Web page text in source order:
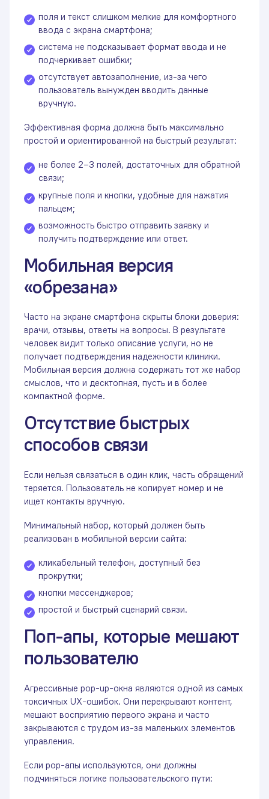
поля и текст слишком мелкие для комфортного
ввода с экрана смартфона;
система не подсказывает формат ввода и не
подчеркивает ошибки;
отсутствует автозаполнение, из-за чего
пользователь вынужден вводить данные
вручную.
Эффективная форма должна быть максимально
простой и ориентированной на быстрый результат:
не более 2–3 полей, достаточных для обратной
связи;
крупные поля и кнопки, удобные для нажатия
пальцем;
возможность быстро отправить заявку и
получить подтверждение или ответ.
Мобильная версия
«обрезана»
Часто на экране смартфона скрыты блоки доверия:
врачи, отзывы, ответы на вопросы. В результате
человек видит только описание услуги, но не
получает подтверждения надежности клиники.
Мобильная версия должна содержать тот же набор
смыслов, что и десктопная, пусть и в более
компактной форме.
Отсутствие быстрых
способов связи
Если нельзя связаться в один клик, часть обращений
теряется. Пользователь не копирует номер и не
ищет контакты вручную.
Минимальный набор, который должен быть
реализован в мобильной версии сайта:
кликабельный телефон, доступный без
прокрутки;
кнопки мессенджеров;
простой и быстрый сценарий связи.
Поп-апы, которые мешают
пользователю
Агрессивные pop-up-окна являются одной из самых
токсичных UX-ошибок. Они перекрывают контент,
мешают восприятию первого экрана и часто
закрываются с трудом из-за маленьких элементов
управления.
Если pop-апы используются, они должны
подчиняться логике пользовательского пути: